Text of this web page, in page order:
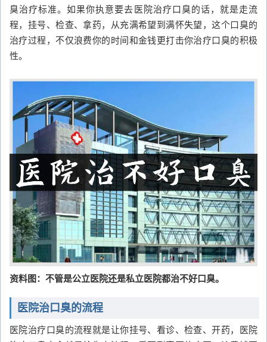
臭治疗标准。如果你执意要去医院治疗口臭的话，就是走流
程，挂号、检查、拿药，从充满希望到满怀失望，这个口臭的
治疗过程，不仅浪费你的时间和金钱更打击你治疗口臭的积极
性。
资料图：不管是公立医院还是私立医院都治不好口臭。
医院治口臭的流程
医院治疗口臭的流程就是让你挂号、看诊、检查、开药，医院